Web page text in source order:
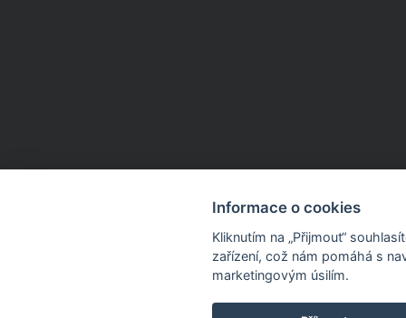
Informace o cookies
Kliknutím na „Přijmout“
zařízení, což nám pomáhá s
marketingovým úsilím.